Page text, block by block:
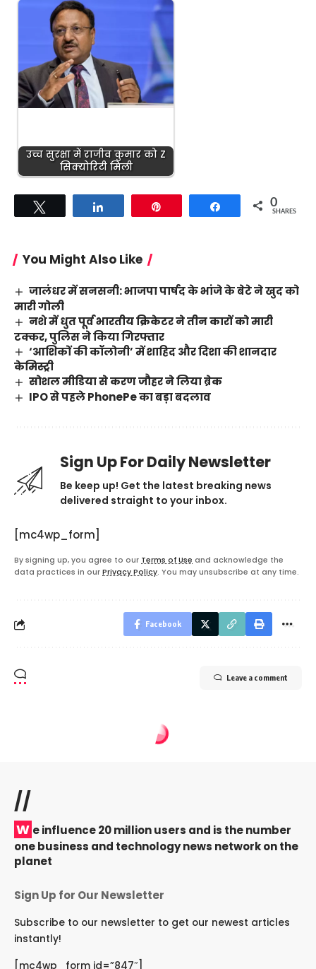
उच्च सुरक्षा में राजीव कुमार को Z
सिक्योरिटी मिली
Share 0
SHARES
You Might Also Like
जालंधर में सनसनी: भाजपा पार्षद के भांजे के बेटे ने खुद को
मारी गोली
नशे में धुत पूर्व भारतीय क्रिकेटर ने तीन कारों को मारी
टक्कर, पुलिस ने किया गिरफ्तार
‘आशिकों की कॉलोनी’ में शाहिद और दिशा की शानदार
केमिस्ट्री
सोशल मीडिया से करण जौहर ने लिया ब्रेक
IPO से पहले PhonePe का बड़ा बदलाव
Sign Up For Daily Newsletter
Be keep up! Get the latest breaking news
delivered straight to your inbox.
[mc4wp_form]
By signing up, you agree to our Terms of Use and acknowledge the
data practices in our Privacy Policy. You may unsubscribe at any time.
Facebook
Leave a comment
//
W e influence 20 million users and is the number
one business and technology news network on the
planet
Sign Up for Our Newsletter
Subscribe to our newsletter to get our newest articles
instantly!
[mc4wp_form id=”847″]